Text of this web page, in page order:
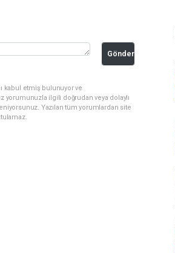
Gönder
kabul etmiş bulunuyor ve
yorumunuzla ilgili doğrudan veya dolaylı
Yazılan tüm yorumlardan site